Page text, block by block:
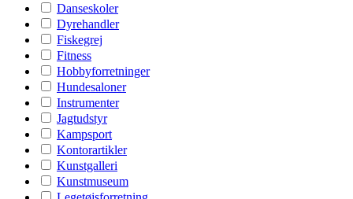
Danseskoler
Dyrehandler
Fiskegrej
Fitness
Hobbyforretninger
Hundesaloner
Instrumenter
Jagtudstyr
Kampsport
Kontorartikler
Kunstgalleri
Kunstmuseum